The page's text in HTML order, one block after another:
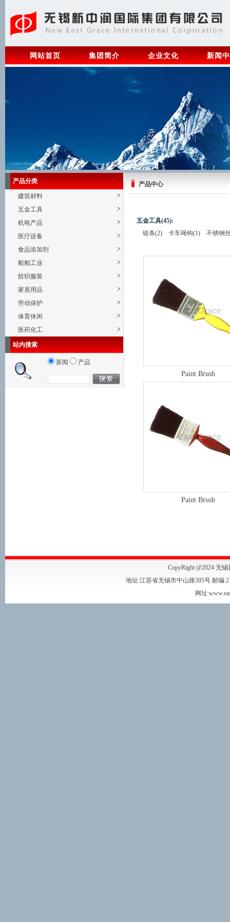
网站首页 集团简介 企业文化 新闻
产品分类
建筑材料
>
五金工具
>
机电产品
>
医疗设备
>
食品添加剂
>
船舶工业
>
纺织服装
>
家居用品
>
劳动保护
>
体育休闲
>
医药化工
>
站内搜索
新闻 产品
产品中心
五金工具(45):
链条(2) 卡车绳钩(1) 不锈钢
Paint Brush
Paint Brush
CopyRight @2024 无
地址:江苏省无锡市中山路395号 邮编
网址